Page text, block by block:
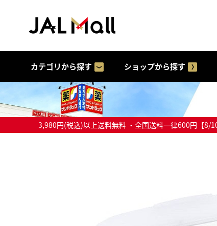
カテゴリから探す ショップから探す
3,980円(税込)以上送料無料 ・全国送料一律600円【8/